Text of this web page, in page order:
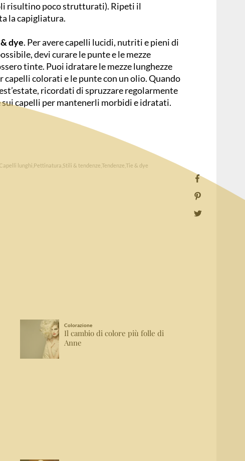
risultino poco strutturati). Ripeti il
la capigliatura.
dye. Per avere capelli lucidi, nutriti e pieni di
devi curare le punte e le mezze
tinte. Puoi idratare le mezze lunghezze
capelli colorati e le punte con un olio. Quando
ricordati di spruzzare regolarmente
sui capelli per mantenerli morbidi e idratati.
Capelli lunghi Pettinatura Stili & tendenze Tendenze Tie & dye
Colorazione
Il cambio di colore più folle di
Anne